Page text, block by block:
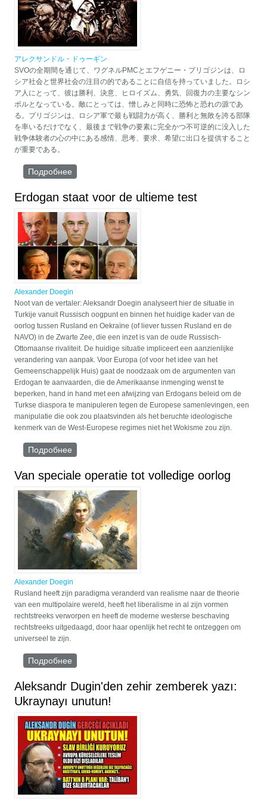
アレクサンドル・ドゥーギン
SVOの全期間を通じて、ワグネルPMCとエフゲニー・プリゴジンは、ロ
シア社会と世界社会の注目の的であることに自信を持っていました。ロシ
ア人にとって、彼は勝利、決意、ヒロイズム、勇気、回復力の主要なシン
ボルとなっている。敵にとっては、憎しみと同時に恐怖と恐れの源であ
る。プリゴジンは、ロシア軍で最も戦闘力が高く、勝利と無敗を誇る部隊
を率いるだけでなく、最後まで戦争の要素に完全かつ不可逆的に没入した
戦争体験者の心の中にある感情、思考、要求、希望に出口を提供すること
が重要である。
Подробнее
Erdogan staat voor de ultieme test
Alexander Doegin
Noot van de vertaler: Aleksandr Doegin analyseert hier de situatie in
Turkije vanuit Russisch oogpunt en binnen het huidige kader van de
oorlog tussen Rusland en Oekraïne (of liever tussen Rusland en de
NAVO) in de Zwarte Zee, die een inzet is van de oude Russisch-
Ottomaanse rivaliteit. De huidige situatie impliceert een aanzienlijke
verandering van aanpak. Voor Europa (of voor het idee van het
Gemeenschappelijk Huis) gaat de noodzaak om de argumenten van
Erdogan te aanvaarden, die de Amerikaanse inmenging wenst te
beperken, hand in hand met een afwijzing van Erdogans beleid om de
Turkse diaspora te manipuleren tegen de Europese samenlevingen, een
manipulatie die ook zou plaatsvinden als het beruchte ideologische
kenmerk van de West-Europese regimes niet het Wokisme zou zijn.
Подробнее
Van speciale operatie tot volledige oorlog
Alexander Doegin
Rusland heeft zijn paradigma veranderd van realisme naar de theorie
van een multipolaire wereld, heeft het liberalisme in al zijn vormen
rechtstreeks verworpen en heeft de moderne westerse beschaving
rechtstreeks uitgedaagd, door haar openlijk het recht te ontzeggen om
universeel te zijn.
Подробнее
Aleksandr Dugin'den zehir zemberek yazı:
Ukraynayı unutun!